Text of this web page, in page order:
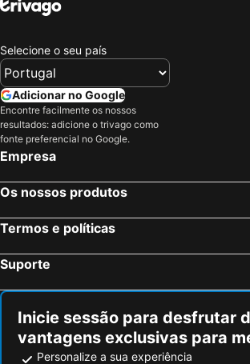
Selecione o seu país
Adicionar no Google
Encontre facilmente os nossos
resultados: adicione o trivago como
fonte preferencial no Google.
Empresa
Os nossos produtos
Termos e políticas
Suporte
Inicie sessão para desfrutar
vantagens exclusivas para
Personalize a sua experiência